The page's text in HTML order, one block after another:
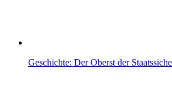
Geschichte: Der Oberst der